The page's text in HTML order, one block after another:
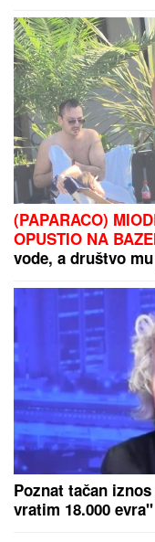
(PAPARACO)
OPUSTIO NA
vode, a društvo
Poznat tačan
vratim 18.000 evra"